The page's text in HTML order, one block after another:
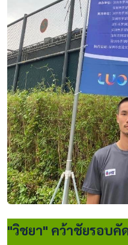
"วิชยา" คว้าชัยรอบคั